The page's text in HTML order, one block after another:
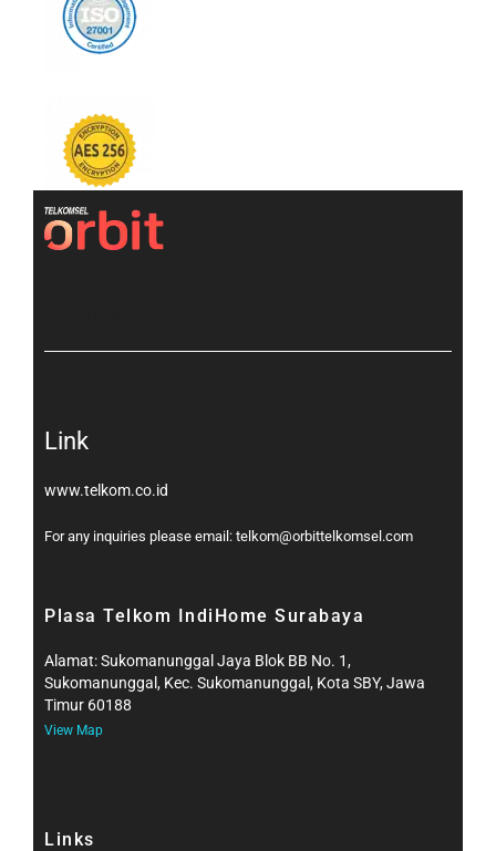
Link
www.telkom.co.id
For any inquiries please email: telkom@orbittelkomsel.com
Plasa Telkom IndiHome Surabaya
Alamat: Sukomanunggal Jaya Blok BB No. 1,
Sukomanunggal, Kec. Sukomanunggal, Kota SBY, Jawa
Timur 60188
View Map
Links